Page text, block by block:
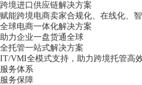
跨境进口供应链解决方案
赋能跨境电商卖家合规化、在线化、
全球电商一体化解决方案
助力企业一盘货通全球
全托管一站式解决方案
IT/VMI全模式支持，助力跨境托管高
服务体系
服务保障